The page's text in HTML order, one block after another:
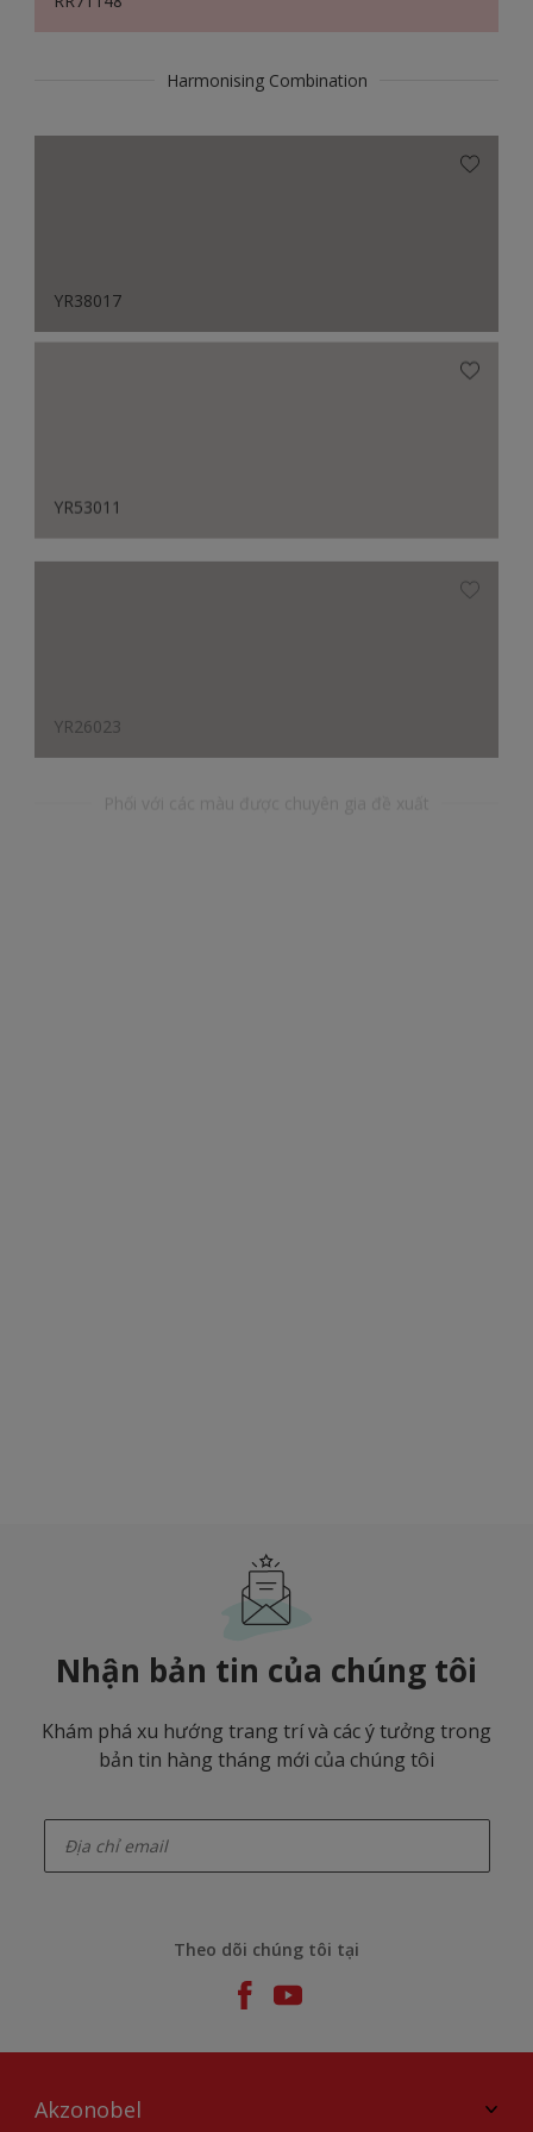
Harmonising Combination
YR38017
YR53011
Nhận bản tin của chúng tôi
Khám phá xu hướng trang trí và các ý tưởng trong
bản tin hàng tháng mới của chúng tôi
Theo dõi chúng tôi tại
Akzonobel